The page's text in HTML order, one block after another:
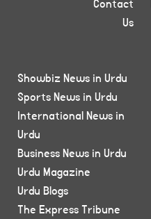
Contact
Us
Showbiz News in Urdu
Sports News in Urdu
International News in
Urdu
Business News in Urdu
Urdu Magazine
Urdu Blogs
The Express Tribune